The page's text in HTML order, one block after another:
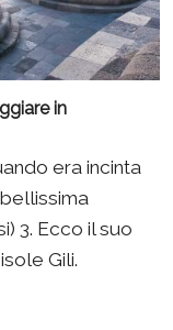
in
era incinta
3. Ecco il suo
Gili.